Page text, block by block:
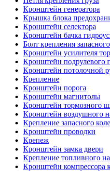
Кронштейн генератора
Крышка блока
Кронштейн селектора
Кронштейн бачка
Болт крепления
Кронштейн усилителя
Кронштейн подрулевого
Кронштейн потолочной
Крепление
Кронштейн порога
Кронштейн магнитолы
Кронштейн тормозного
Кронштейн воздушного
Крепление запасного
Кронштейн проводки
Крепеж
Кронштейн замка двери
Крепление топливного
Кронштейн компрессора